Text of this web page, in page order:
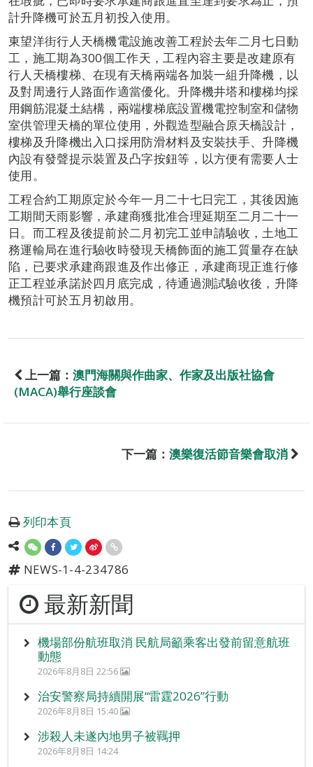
計升降機可於五月初投入使用。
東望洋街行人天橋機電設施改善工程於去年二月七日動
工，施工期為300個工作天，工程內容主要是改建原有
行人天橋樓梯、在現有天橋兩端各加裝一組升降機，以
及對周邊行人路面作適當優化。升降機井塔和樓梯均採
用鋼筋混凝土結構，兩端樓梯底設置機電控制室和儲物
室供管理天橋的單位使用，外觀造型融合原天橋設計，
樓梯及升降機出入口採用防滑材料及安裝扶手、升降機
內設有發聲提示裝置及凸字按鈕等，以方便有需要人士
使用。
工程合約工期原定於今年一月二十七日完工，其後因施
工期間天雨影響，承建商獲批准合理延期至二月二十一
日。而工程及後提前於二月初完工並申請驗收，土地工
務運輸局在進行驗收時發現天橋飾面的施工質量存在缺
陷，已要求承建商跟進及作出修正，承建商現正進行修
正工程並承諾於四月底完成，待通過測試驗收後，升降
機預計可於五月初啟用。
上一篇： 澳門海關與作曲家、作家及出版社協會
(MACA)舉行座談會
下一篇： 澳樂復活節音樂會取消
列印本頁
NEWS-1-4-234786
最新新聞
機場部份航班取消 民航局籲乘客出發前留意航班
動態
2026年8月8日 22:56
治安警察局持續開展“雷霆2026”行動
2026年8月8日 15:40
涉殺人未遂內地男子被羈押
2026年8月8日 14:24